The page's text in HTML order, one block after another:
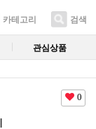
카테고리 검색
관심상품
0